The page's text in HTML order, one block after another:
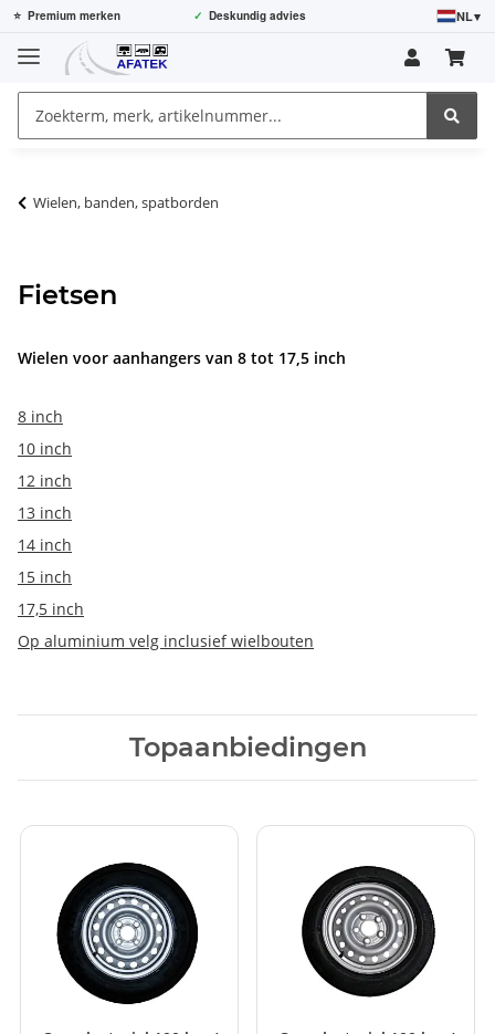
⭐ Premium merken ✓ Deskundig advies NL▾
Wielen, banden, spatborden
Fietsen
Wielen voor aanhangers van 8 tot 17,5 inch
8 inch
10 inch
12 inch
13 inch
14 inch
15 inch
17,5 inch
Op aluminium velg inclusief wielbouten
Topaanbiedingen